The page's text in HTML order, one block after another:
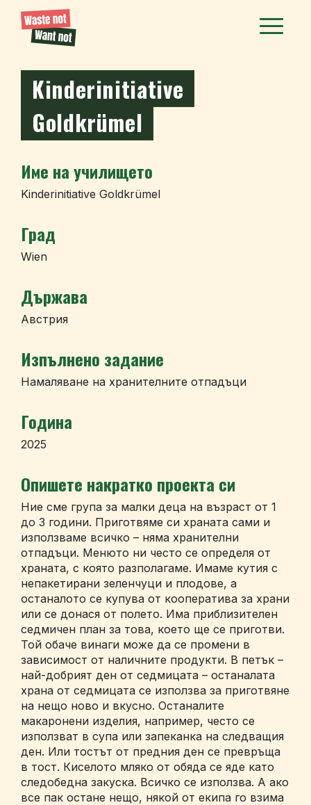
Kinderinitiative
Goldkrümel
Име на училището
Kinderinitiative Goldkrümel
Град
Wien
Държава
Австрия
Изпълнено задание
Намаляване на хранителните отпадъци
Година
2025
Опишете накратко проекта си
Ние сме група за малки деца на възраст от 1
до 3 години. Приготвяме си храната сами и
използваме всичко – няма хранителни
отпадъци. Менюто ни често се определя от
храната, с която разполагаме. Имаме кутия с
непакетирани зеленчуци и плодове, а
останалото се купува от кооператива за храни
или се донася от полето. Има приблизителен
седмичен план за това, което ще се приготви.
Той обаче винаги може да се промени в
зависимост от наличните продукти. В петък –
най-добрият ден от седмицата – останалата
храна от седмицата се използва за приготвяне
на нещо ново и вкусно. Останалите
макаронени изделия, например, често се
използват в супа или запеканка на следващия
ден. Или тостът от предния ден се превръща
в тост. Киселото мляко от обяда се яде като
следобедна закуска. Всичко се използва. А ако
все пак остане нещо, някой от екипа го взима